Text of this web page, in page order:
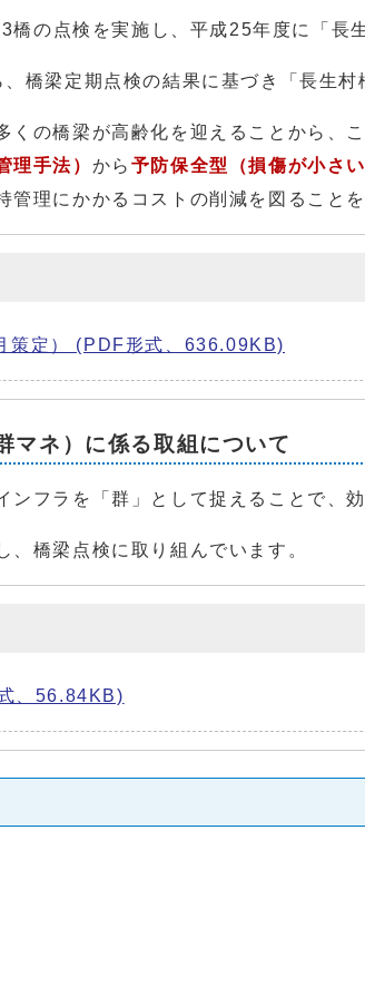
の点検を実施し、平成25年度に「長
橋梁定期点検の結果に基づき「長生村
の橋梁が高齢化を迎えることから、
理手法） から 予防保全型（損傷が小さ
理にかかるコストの削減を図ること
策定） (PDF形式、636.09KB)
マネ）に係る取組について
フラを「群」として捉えることで、
橋梁点検に取り組んでいます。
、56.84KB)